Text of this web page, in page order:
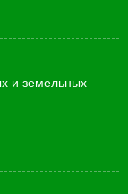
и земельных